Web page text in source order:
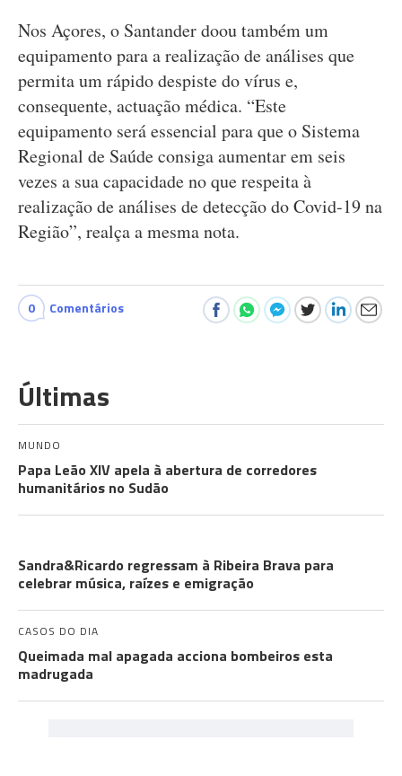
Nos Açores, o Santander doou também um
equipamento para a realização de análises que
permita um rápido despiste do vírus e,
consequente, actuação médica. “Este
equipamento será essencial para que o Sistema
Regional de Saúde consiga aumentar em seis
vezes a sua capacidade no que respeita à
realização de análises de detecção do Covid-19 na
Região”, realça a mesma nota.
0 Comentários
Últimas
MUNDO
Papa Leão XIV apela à abertura de corredores
humanitários no Sudão
Sandra&Ricardo regressam à Ribeira Brava para
celebrar música, raízes e emigração
CASOS DO DIA
Queimada mal apagada acciona bombeiros esta
madrugada